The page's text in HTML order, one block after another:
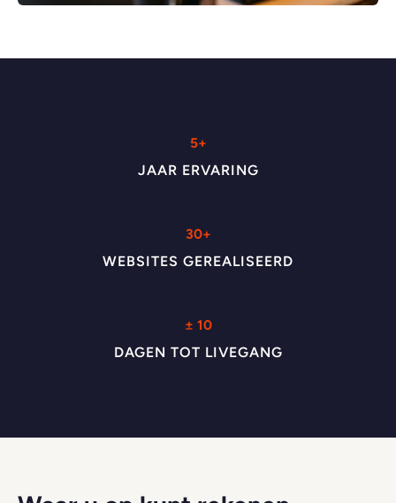
5+
JAAR ERVARING
30+
WEBSITES GEREALISEERD
± 10
DAGEN TOT LIVEGANG